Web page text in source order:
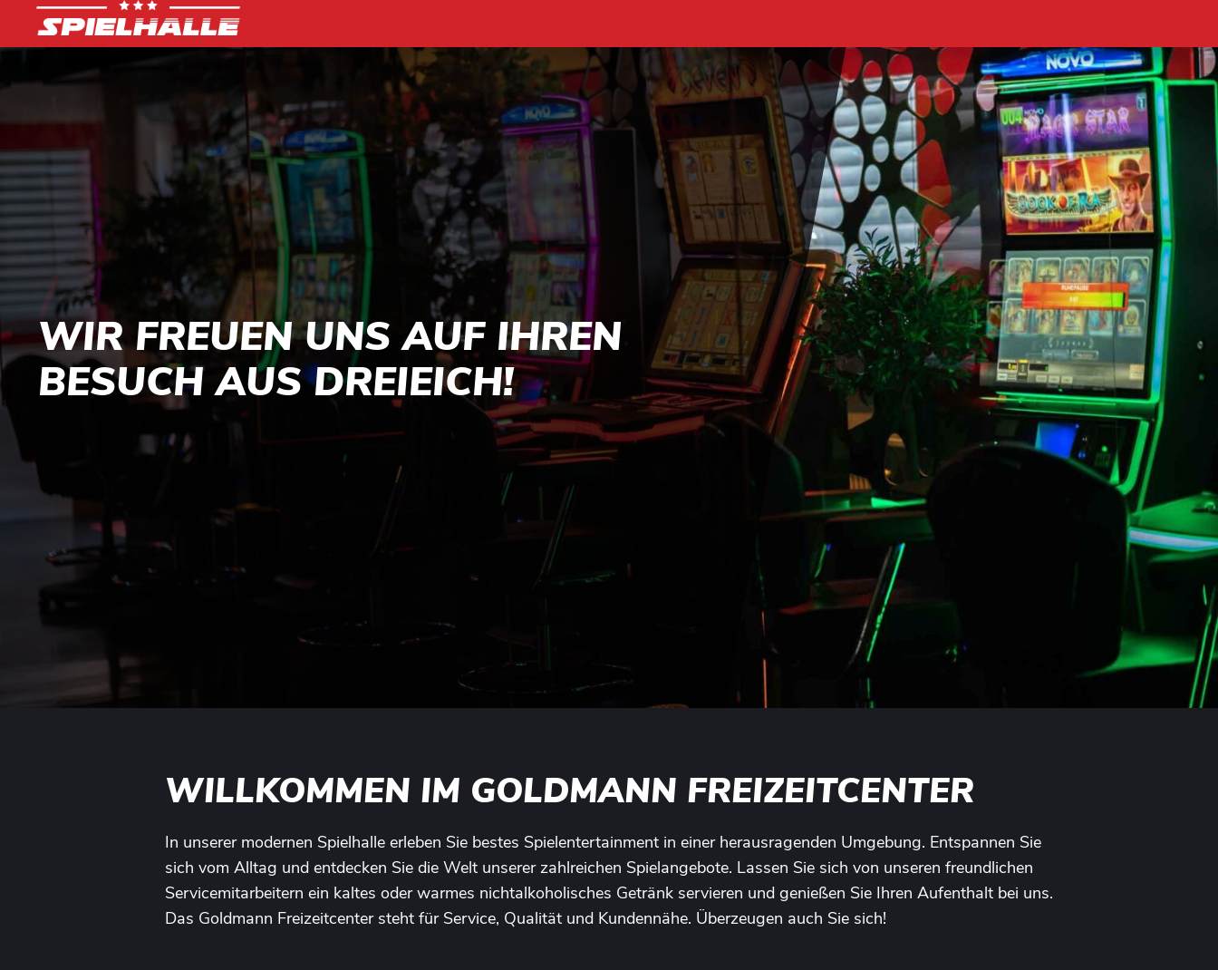
WIR FREUEN UNS AUF IHREN
BESUCH AUS DREIEICH!
WILLKOMMEN IM GOLDMANN FREIZEITCENTER
In unserer modernen Spielhalle erleben Sie bestes Spielentertainment in einer herausragenden Umgebung. Entspannen Sie
sich vom Alltag und entdecken Sie die Welt unserer zahlreichen Spielangebote. Lassen Sie sich von unseren freundlichen
Servicemitarbeitern ein kaltes oder warmes nichtalkoholisches Getränk servieren und genießen Sie Ihren Aufenthalt bei uns.
Das Goldmann Freizeitcenter steht für Service, Qualität und Kundennähe. Überzeugen auch Sie sich!